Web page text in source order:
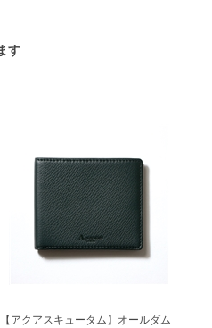
す
【アクアスキュータム】オールダム